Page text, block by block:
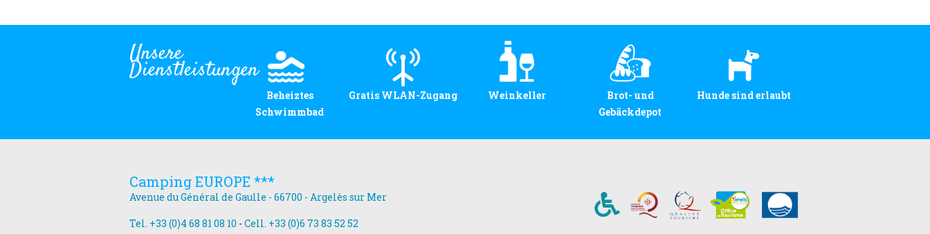
Unsere
Dienstleistungen
Beheiztes
Schwimmbad
Gratis WLAN-Zugang Weinkeller
Brot- und
Gebäckdepot
Hunde sind erlaubt
Camping EUROPE ***
Avenue du Général de Gaulle - 66700 - Argelès sur Mer
Tel. +33 (0)4 68 81 08 10 - Cell. +33 (0)6 73 83 52 52